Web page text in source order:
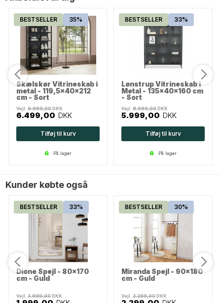
BESTSELLER 35%
Skælskør Vitrineskab i
metal - 119,5x40x212
cm - Sort
Vejl.9.999,00DKK
6.499,00 DKK
Tilføj til kurv
på lager
BESTSELLER 33%
Lønstrup Vitrineskab i
Metal - 135x40x160 cm
- Sort
Vejl.8.999,00DKK
5.999,00 DKK
Tilføj til kurv
på lager
Kunder købte også
BESTSELLER 33%
Dione Spejl - 80x170
cm - Guld
Vejl.2.999,00DKK
BESTSELLER 30%
Miranda Spejl - 90x180
cm - Guld
Vejl.3.299,00DKK